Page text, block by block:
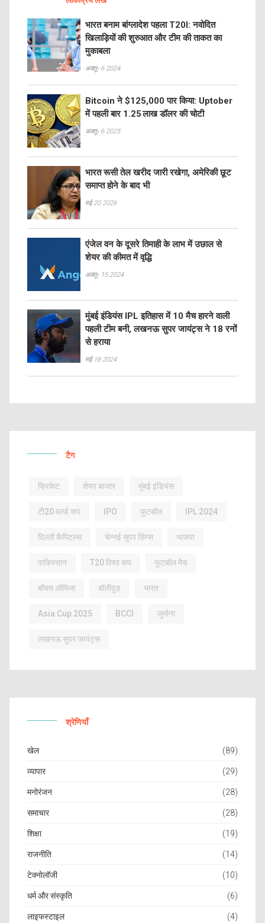
भारत बनाम बांग्लादेश पहला T20I: नवोदित
खिलाड़ियों की शुरुआत और टीम की ताकत का
मुकाबला
अक्तू॰ 6 2024
Bitcoin ने $125,000 पार किया: Uptober
में पहली बार 1.25 लाख डॉलर की चोटी
अक्तू॰ 6 2025
भारत रूसी तेल खरीद जारी रखेगा, अमेरिकी छूट
समाप्त होने के बाद भी
मई 20 2026
एंजेल वन के दूसरे तिमाही के लाभ में उछाल से
शेयर की कीमत में वृद्धि
अक्तू॰ 15 2024
मुंबई इंडियंस IPL इतिहास में 10 मैच हारने वाली
पहली टीम बनी, लखनऊ सुपर जायंट्स ने 18 रनों
से हराया
मई 18 2024
टैग
क्रिकेट शेयर बाजार मुंबई इंडियंस
टी20 वर्ल्ड कप IPO फुटबॉल IPL 2024
दिल्ली कैपिटल्स चेन्नई सुपर किंग्स भाजपा
पाकिस्तान T20 विश्व कप फुटबॉल मैच
बॉक्स ऑफिस बॉलीवुड भारत
Asia Cup 2025 BCCI जुर्माना
लखनऊ सुपर जायंट्स
श्रेणियाँ
खेल (89)
व्यापार (29)
मनोरंजन (28)
समाचार (28)
शिक्षा (19)
राजनीति (14)
टेक्नोलॉजी (10)
धर्म और संस्कृति (6)
लाइफस्टाइल (4)